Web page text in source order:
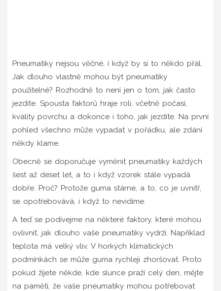
Pneumatiky nejsou věčné, i když by si to někdo přál.
Jak dlouho vlastně mohou být pneumatiky
použitelné? Rozhodně to není jen o tom, jak často
jezdíte. Spousta faktorů hraje roli, včetně počasí,
kvality povrchu a dokonce i toho, jak jezdíte. Na první
pohled všechno může vypadat v pořádku, ale zdání
někdy klame.
Obecně se doporučuje vyměnit pneumatiky každých
šest až deset let, a to i když vzorek stále vypadá
dobře. Proč? Protože guma stárne, a to, co je uvnitř,
se opotřebovává, i když to nevidíme.
A teď se podívejme na některé faktory, které mohou
ovlivnit, jak dlouho vaše pneumatiky vydrží. Například
teplota má velký vliv. V horkých klimatických
podmínkách se může guma rychleji zhoršovat. Proto
pokud žijete někde, kde slunce praží celý den, mějte
na paměti, že vaše pneumatiky mohou potřebovat